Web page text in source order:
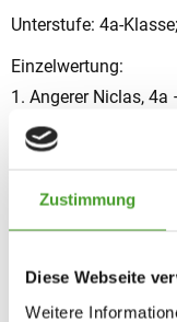
Zustimmung
Diese Webseite
Weitere
Unterstufe: 4a-
Einzelwertung:
1. Angerer Niclas,
Griesser, 3b
1. Griesser Stefan –
trockeneres Wetter
sportliche